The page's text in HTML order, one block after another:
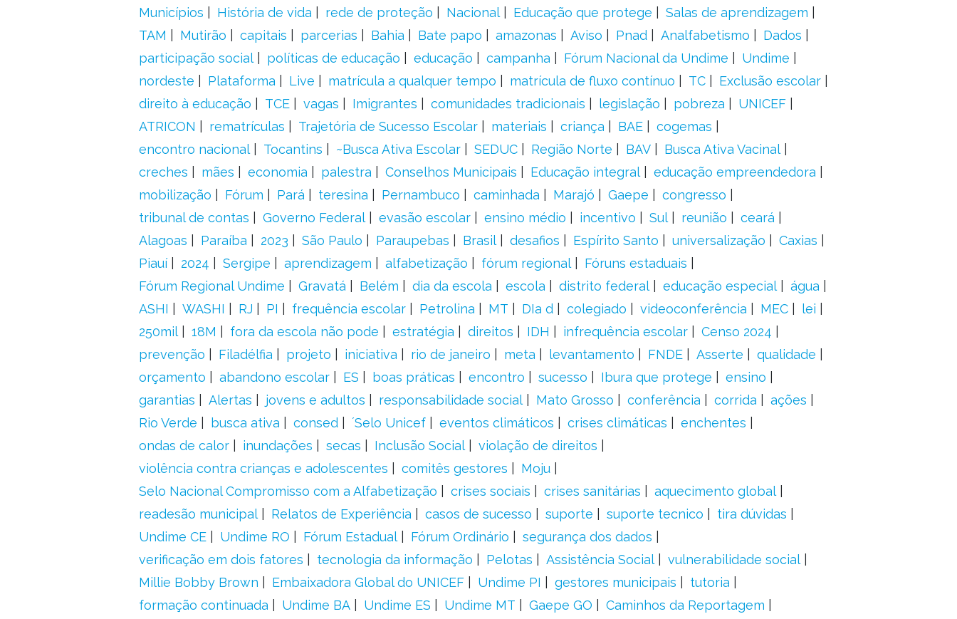
Municípios
História de vida rede de proteção Nacional Educação que protege
Salas de aprendizagem
TAM
Mutirão capitais parcerias Bahia Bate papo amazonas Aviso Pnad Analfabetismo
Dados
participação social
políticas de educação educação campanha Fórum Nacional da Undime
Undime
nordeste
Plataforma Live matrícula a qualquer tempo matrícula de fluxo contínuo TC
Exclusão escolar
direito à educação
TCE vagas Imigrantes comunidades tradicionais legislação pobreza
UNICEF
ATRICON
rematrículas Trajetória de Sucesso Escolar materiais criança BAE
cogemas
encontro nacional
Tocantins ~Busca Ativa Escolar SEDUC Região Norte BAV
Busca Ativa Vacinal
creches
mães economia palestra Conselhos Municipais Educação integral
educação empreendedora
mobilização
Fórum Pará teresina Pernambuco caminhada Marajó Gaepe
congresso
tribunal de contas
Governo Federal evasão escolar ensino médio incentivo Sul reunião
ceará
Alagoas
Paraíba 2023 São Paulo Paraupebas Brasil desafios Espírito Santo universalização
Caxias
Piauí
2024 Sergipe aprendizagem alfabetização fórum regional
Fóruns estaduais
Fórum Regional Undime
Gravatá Belém dia da escola escola distrito federal educação especial
água
ASHI
WASHI RJ PI frequência escolar Petrolina MT DIa d colegiado videoconferência MEC
lei
250mil
18M fora da escola não pode estratégia direitos IDH infrequência escolar
Censo 2024
prevenção
Filadélfia projeto iniciativa rio de janeiro meta levantamento FNDE Asserte
qualidade
orçamento
abandono escolar ES boas práticas encontro sucesso Ibura que protege
ensino
garantias
Alertas jovens e adultos responsabilidade social Mato Grosso conferência corrida
ações
Rio Verde
busca ativa consed ´Selo Unicef eventos climáticos crises climáticas
enchentes
ondas de calor
inundações secas Inclusão Social
violação de direitos
violência contra crianças e adolescentes
comitês gestores
Moju
Selo Nacional Compromisso com a Alfabetização
crises sociais crises sanitárias
aquecimento global
readesão municipal
Relatos de Experiência casos de sucesso suporte suporte tecnico
tira dúvidas
Undime CE
Undime RO Fórum Estadual Fórum Ordinário
segurança dos dados
verificação em dois fatores
tecnologia da informação Pelotas Assistência Social
vulnerabilidade social
Millie Bobby Brown
Embaixadora Global do UNICEF Undime PI gestores municipais
tutoria
formação continuada
Undime BA Undime ES Undime MT Gaepe GO Caminhos da Reportagem